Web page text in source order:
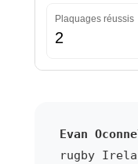
Plaquages réussis
2
Evan
rugby